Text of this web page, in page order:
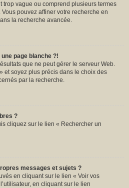
trop vague ou comprend plusieurs termes
pouvez affiner votre recherche en
la recherche avancée.
page blanche ?!
que ne peut gérer le serveur Web.
et soyez plus précis dans le choix des
par la recherche.
?
cliquez sur le lien « Rechercher un
messages et sujets ?
en cliquant sur le lien « Voir vos
en cliquant sur le lien